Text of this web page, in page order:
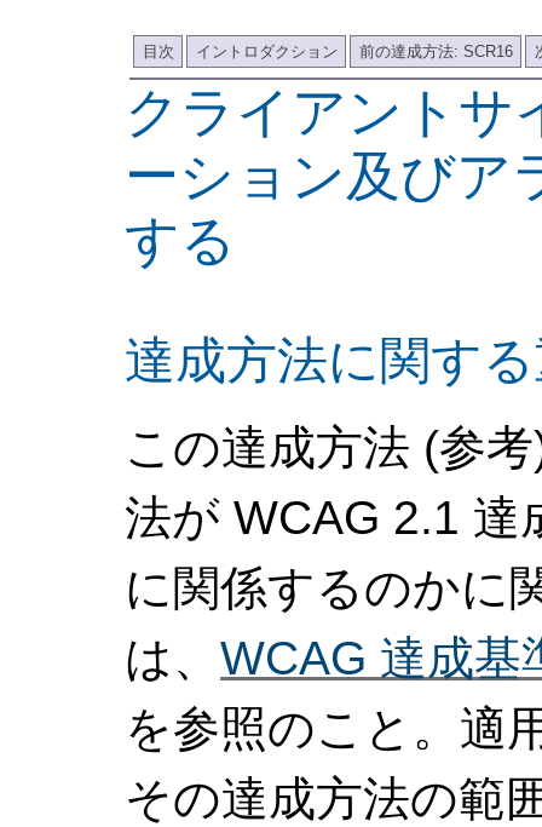
目次 イントロダクション 前の達成方法: SCR16
クライアントサ
ーション及びア
する
達成方法に関す
この達成方法 (参
法が WCAG 2.1 達
に関係するのかに
は、 WCAG 達成基
を参照のこと。適
その達成方法の範